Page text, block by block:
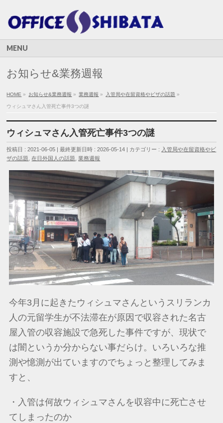
MENU
お知らせ&業務週報
HOME » お知らせ&業務週報 » 業務週報 » 入管局や在留資格やビザの話題 »
ウィシュマさん入管死亡事件3つの謎
ウィシュマさん入管死亡事件3つの謎
投稿日 : 2021-06-05 最終更新日時 : 2026-05-14 カテゴリー : 入管局や在留資格やビ
ザの話題 ,在日外国人の話題 ,業務週報
今年3月に起きたウィシュマさんというスリランカ
人の元留学生が不法滞在が原因で収容された名古
屋入管の収容施設で急死した事件ですが、現状で
は闇というか分からない事だらけ。いろいろな推
測や憶測が出ていますのでちょっと整理してみま
すと、
・入管は何故ウィシュマさんを収容中に死亡させ
てしまったのか